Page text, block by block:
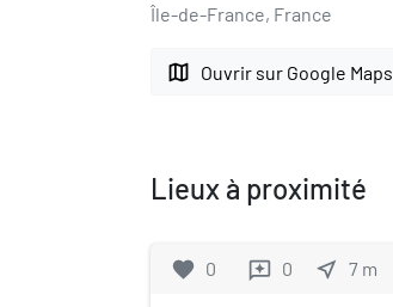
Île-de-France, France
map Ouvrir sur Google Maps
Lieux à proximité
favorite 0 reviews 0 near_me 7 m